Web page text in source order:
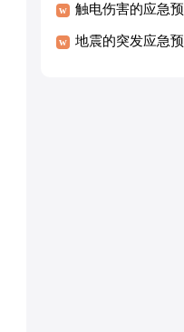
触电伤害的应急预
案
地震的突发应急预